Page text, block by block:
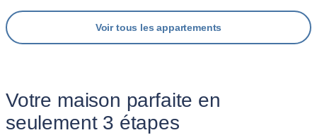
Voir tous les appartements
Votre maison parfaite en
seulement 3 étapes